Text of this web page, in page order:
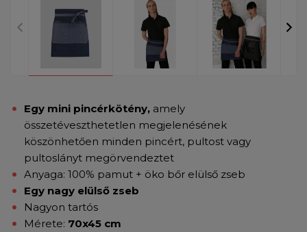
Egy mini pincérkötény, amely
összetéveszthetetlen megjelenésének
köszönhetően minden pincért, pultost vagy
pultoslányt megörvendeztet
Anyaga: 100% pamut + öko bőr elülső zseb
Egy nagy elülső zseb
Nagyon tartós
Mérete: 70x45 cm